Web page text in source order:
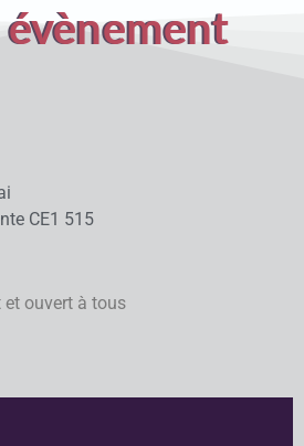
CE1 515
et ouvert à tous